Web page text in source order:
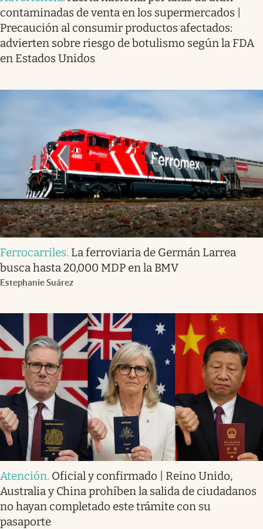
contaminadas de venta en los supermercados |
Precaución al consumir productos afectados:
advierten sobre riesgo de botulismo según la FDA
en Estados Unidos
Ferrocarriles. La ferroviaria de Germán Larrea
busca hasta 20,000 MDP en la BMV
Estephanie Suárez
Atención. Oficial y confirmado | Reino Unido,
Australia y China prohíben la salida de ciudadanos
no hayan completado este trámite con su
pasaporte